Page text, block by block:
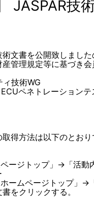
JASPAR
術文書を公開致しまし
管理規定等に基づき
技術WG
ペネトレーションテ
得方法は以下のとおり
ページトップ」→「活
ホームページトップ
をクリックする。